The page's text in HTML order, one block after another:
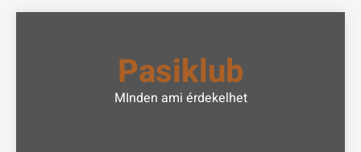
Pasiklub
MInden ami érdekelhet